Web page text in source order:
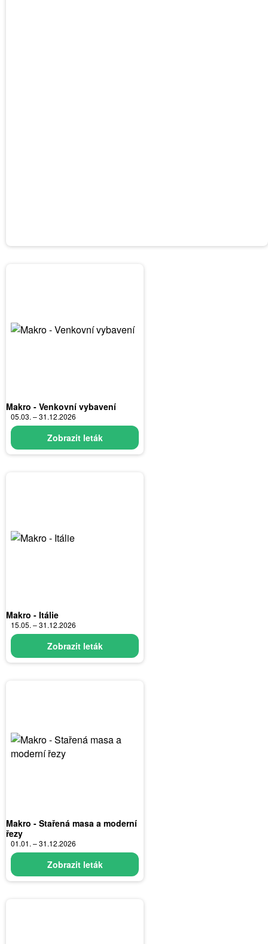
Makro - Venkovní vybavení
05.03. – 31.12.2026
Zobrazit leták
Makro - Itálie
15.05. – 31.12.2026
Zobrazit leták
Makro - Stařená masa a moderní
řezy
01.01. – 31.12.2026
Zobrazit leták